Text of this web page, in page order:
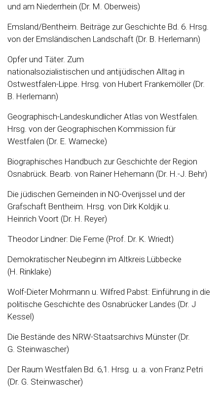
und am Niederrhein (Dr. M. Oberweis)
Emsland/Bentheim. Beiträge zur Geschichte Bd. 6. Hrsg.
von der Emsländischen Landschaft (Dr. B. Herlemann)
Opfer und Täter. Zum
nationalsozialistischen und antijüdischen Alltag in
Ostwestfalen-Lippe. Hrsg. von Hubert Frankemöller (Dr.
B. Herlemann)
Geographisch-Landeskundlicher Atlas von Westfalen.
Hrsg. von der Geographischen Kommission für
Westfalen (Dr. E. Warnecke)
Biographisches Handbuch zur Geschichte der Region
Osnabrück. Bearb. von Rainer Hehemann (Dr. H.-J. Behr)
Die jüdischen Gemeinden in NO-Overijssel und der
Grafschaft Bentheim. Hrsg. von Dirk Koldjik u.
Heinrich Voort (Dr. H. Reyer)
Theodor Lindner: Die Feme (Prof. Dr. K. Wriedt)
Demokratischer Neubeginn im Altkreis Lübbecke
(H. Rinklake)
Wolf-Dieter Mohrmann u. Wilfred Pabst: Einführung in die
politische Geschichte des Osnabrücker Landes (Dr. J
Kessel)
Die Bestände des NRW-Staatsarchivs Münster (Dr.
G. Steinwascher)
Der Raum Westfalen Bd. 6,1. Hrsg. u. a. von Franz Petri
(Dr. G. Steinwascher)